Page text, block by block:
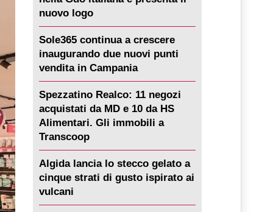
nuovo logo
Sole365 continua a crescere
inaugurando due nuovi punti
vendita in Campania
Spezzatino Realco: 11 negozi
acquistati da MD e 10 da HS
Alimentari. Gli immobili a
Transcoop
Algida lancia lo stecco gelato a
cinque strati di gusto ispirato ai
vulcani